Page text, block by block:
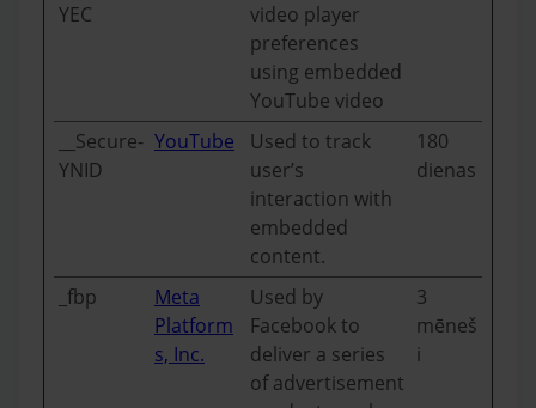
YEC
video player
preferences
using embedded
YouTube video
__Secure-
YNID
YouTube
Used to track
user’s
interaction with
embedded
content.
180
dienas
_fbp
Meta
Platform
s, Inc.
Used by
Facebook to
deliver a series
of advertisement
3
mēneš
i